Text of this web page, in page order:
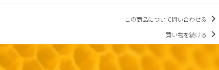
この商品について問い合わせる
買い物を続ける